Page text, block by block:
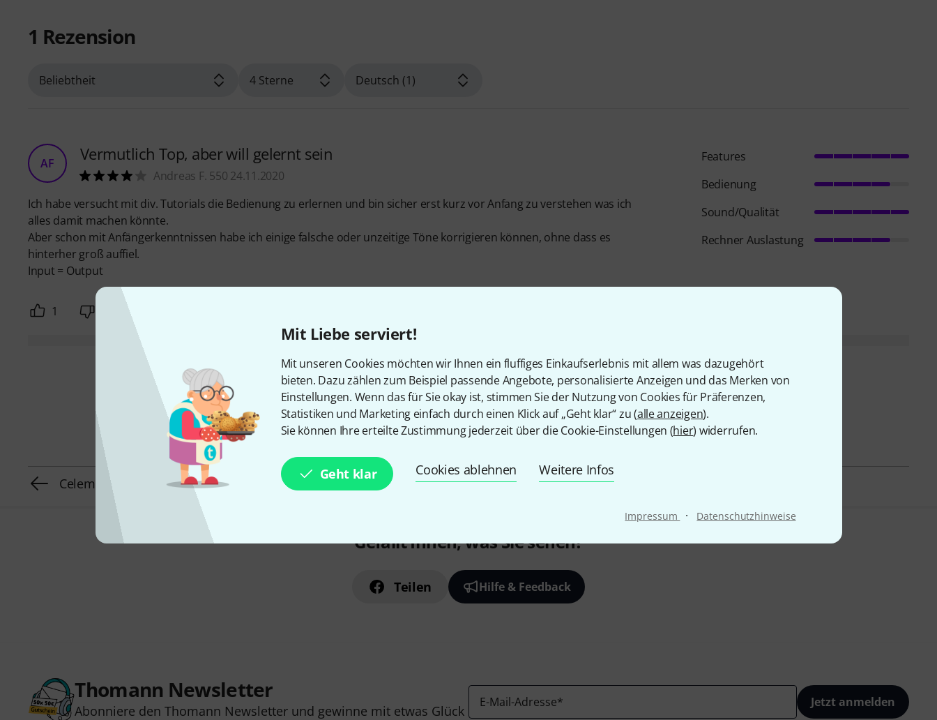
Mit Liebe serviert!
Mit unseren Cookies möchten wir Ihnen ein fluffiges Einkaufserlebnis mit allem was dazugehört
bieten. Dazu zählen zum Beispiel passende Angebote, personalisierte Anzeigen und das Merken von
Einstellungen. Wenn das für Sie okay ist, stimmen Sie der Nutzung von Cookies für Präferenzen,
Statistiken und Marketing einfach durch einen Klick auf „Geht klar“ zu (alle anzeigen).
Sie können Ihre erteilte Zustimmung jederzeit über die Cookie-Einstellungen (hier) widerrufen.
Geht klar Cookies ablehnen Weitere Infos
Impressum · Datenschutzhinweise
1 Rezension
AF Vermutlich Top, aber will gelernt sein
Andreas F. 550 24.11.2020
Ich habe versucht mit div. Tutorials die Bedienung zu erlernen und bin sicher erst kurz vor Anfang zu verstehen was ich
alles damit machen könnte.
Aber schon mit Anfängerkenntnissen habe ich einige falsche oder unzeitige Töne korrigieren können, ohne dass es
hinterher groß auffiel.
Input = Output
Features
Bedienung
Sound/Qualität
Rechner Auslastung
1
Celemony Melodyne 5 editor
Gefällt Ihnen, was Sie sehen?
Teilen Hilfe & Feedback
Thomann Newsletter
Abonniere den Thomann Newsletter und gewinne mit etwas Glück
E-Mail-Adresse* Jetzt anmelden